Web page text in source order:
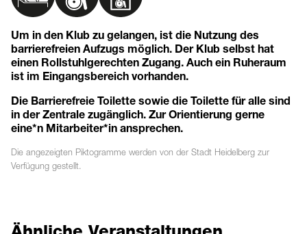
Um in den Klub zu gelangen, ist die Nutzung des
barrierefreien Aufzugs möglich. Der Klub selbst hat
einen Rollstuhlgerechten Zugang. Auch ein Ruheraum
ist im Eingangsbereich vorhanden.
Die Barrierefreie Toilette sowie die Toilette für alle sind
in der Zentrale zugänglich. Zur Orientierung gerne
eine*n Mitarbeiter*in ansprechen.
Die angezeigten Piktogramme werden von der Stadt Heidelberg zur
Verfügung gestellt.